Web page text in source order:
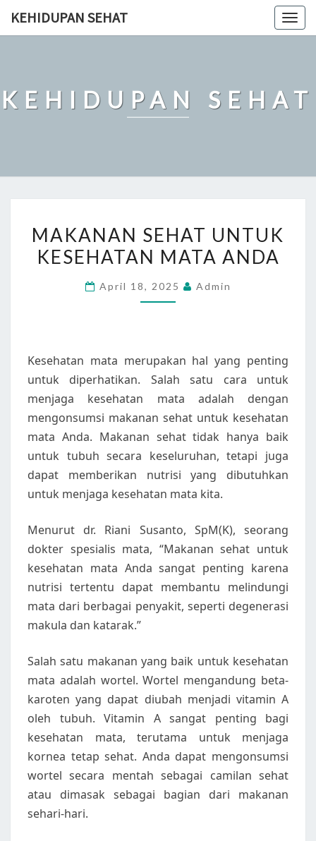
KEHIDUPAN SEHAT
KEHIDUPAN SEHAT
SEHAT
UNTUK
MATA
MAKANAN SEHAT UNTUK
KESEHATAN MATA ANDA
April 18, 2025 Admin
Kesehatan mata merupakan hal yang penting
untuk diperhatikan. Salah satu cara untuk
menjaga kesehatan mata adalah dengan
mengonsumsi makanan sehat untuk kesehatan
mata Anda. Makanan sehat tidak hanya baik
untuk tubuh secara keseluruhan, tetapi juga
dapat memberikan nutrisi yang dibutuhkan
untuk menjaga kesehatan mata kita.
Menurut dr. Riani Susanto, SpM(K), seorang
dokter spesialis mata, “Makanan sehat untuk
kesehatan mata Anda sangat penting karena
nutrisi tertentu dapat membantu melindungi
mata dari berbagai penyakit, seperti degenerasi
makula dan katarak.”
Salah satu makanan yang baik untuk kesehatan
mata adalah wortel. Wortel mengandung beta-
karoten yang dapat diubah menjadi vitamin A
oleh tubuh. Vitamin A sangat penting bagi
kesehatan mata, terutama untuk menjaga
kornea tetap sehat. Anda dapat mengonsumsi
wortel secara mentah sebagai camilan sehat
atau dimasak sebagai bagian dari makanan
sehari-hari.